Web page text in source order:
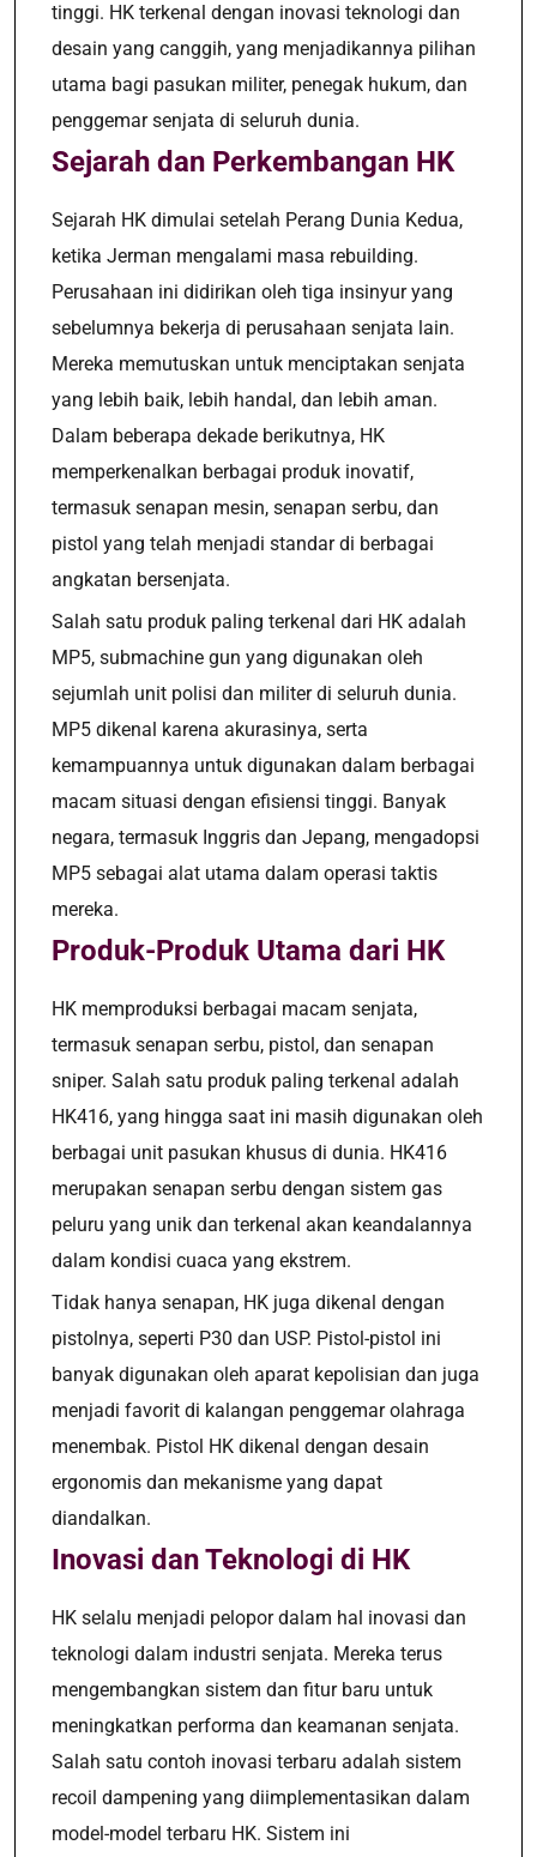
tinggi. HK terkenal dengan inovasi teknologi dan
desain yang canggih, yang menjadikannya pilihan
utama bagi pasukan militer, penegak hukum, dan
penggemar senjata di seluruh dunia.
Sejarah dan Perkembangan HK
Sejarah HK dimulai setelah Perang Dunia Kedua,
ketika Jerman mengalami masa rebuilding.
Perusahaan ini didirikan oleh tiga insinyur yang
sebelumnya bekerja di perusahaan senjata lain.
Mereka memutuskan untuk menciptakan senjata
yang lebih baik, lebih handal, dan lebih aman.
Dalam beberapa dekade berikutnya, HK
memperkenalkan berbagai produk inovatif,
termasuk senapan mesin, senapan serbu, dan
pistol yang telah menjadi standar di berbagai
angkatan bersenjata.
Salah satu produk paling terkenal dari HK adalah
MP5, submachine gun yang digunakan oleh
sejumlah unit polisi dan militer di seluruh dunia.
MP5 dikenal karena akurasinya, serta
kemampuannya untuk digunakan dalam berbagai
macam situasi dengan efisiensi tinggi. Banyak
negara, termasuk Inggris dan Jepang, mengadopsi
MP5 sebagai alat utama dalam operasi taktis
mereka.
Produk-Produk Utama dari HK
HK memproduksi berbagai macam senjata,
termasuk senapan serbu, pistol, dan senapan
sniper. Salah satu produk paling terkenal adalah
HK416, yang hingga saat ini masih digunakan oleh
berbagai unit pasukan khusus di dunia. HK416
merupakan senapan serbu dengan sistem gas
peluru yang unik dan terkenal akan keandalannya
dalam kondisi cuaca yang ekstrem.
Tidak hanya senapan, HK juga dikenal dengan
pistolnya, seperti P30 dan USP. Pistol-pistol ini
banyak digunakan oleh aparat kepolisian dan juga
menjadi favorit di kalangan penggemar olahraga
menembak. Pistol HK dikenal dengan desain
ergonomis dan mekanisme yang dapat
diandalkan.
Inovasi dan Teknologi di HK
HK selalu menjadi pelopor dalam hal inovasi dan
teknologi dalam industri senjata. Mereka terus
mengembangkan sistem dan fitur baru untuk
meningkatkan performa dan keamanan senjata.
Salah satu contoh inovasi terbaru adalah sistem
recoil dampening yang diimplementasikan dalam
model-model terbaru HK. Sistem ini